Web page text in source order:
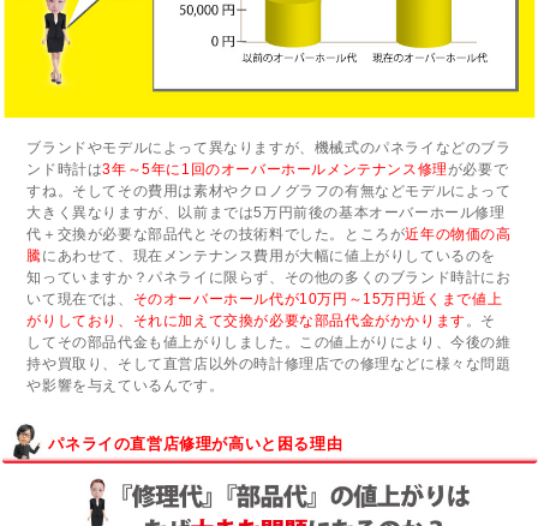
ブランドやモデルによって異なりますが、機械式のパネライなどのブラ
ンド時計は3年～5年に1回のオーバーホールメンテナンス修理が必要で
すね。そしてその費用は素材やクロノグラフの有無などモデルによって
大きく異なりますが、以前までは5万円前後の基本オーバーホール修理
代＋交換が必要な部品代とその技術料でした。ところが近年の物価の高
騰 にあわせて、現在メンテナンス費用が大幅に値上がりしているのを
知っていますか？パネライに限らず、その他の多くのブランド時計にお
いて現在では、 そのオーバーホール代が10万円～15万円近くまで値上
がりしており、それに加えて交換が必要な部品代金がかかります。そ
してその部品代金も値上がりしました。この値上がりにより、今後の維
持や買取り、そして直営店以外の時計修理店での修理などに様々な問題
や影響を与えているんです。
パネライの直営店修理が高いと困る理由